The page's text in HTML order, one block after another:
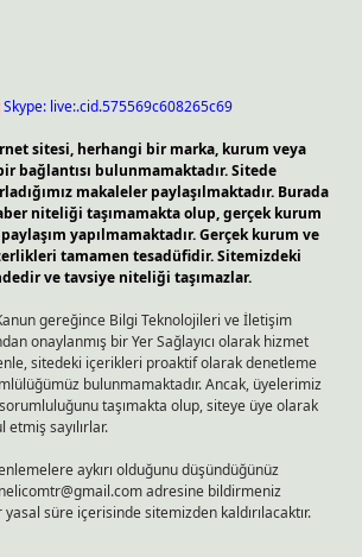
Skype: live:.cid.575569c608265c69
sitesi, herhangi bir marka, kurum veya
bağlantısı bulunmamaktadır. Sitede
makaleler paylaşılmaktadır. Burada
niteliği taşımamakta olup, gerçek kurum
yapılmamaktadır. Gerçek kurum ve
tamamen tesadüfidir. Sitemizdeki
ve tavsiye niteliği taşımazlar.
gereğince Bilgi Teknolojileri ve İletişim
onaylanmış bir Yer Sağlayıcı olarak hizmet
sitedeki içerikleri proaktif olarak denetleme
bulunmamaktadır. Ancak, üyelerimiz
taşımakta olup, siteye üye olarak
sayılırlar.
aykırı olduğunu düşündüğünüz
adresine bildirmeniz
süre içerisinde sitemizden kaldırılacaktır.